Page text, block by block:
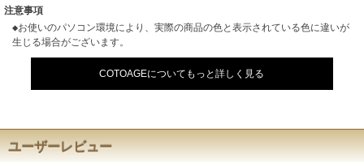
注意事項
◆お使いのパソコン環境により、実際の商品の色と表示されている色に違いが
生じる場合がございます。
COTOAGEについてもっと詳しく見る
ユーザーレビュー